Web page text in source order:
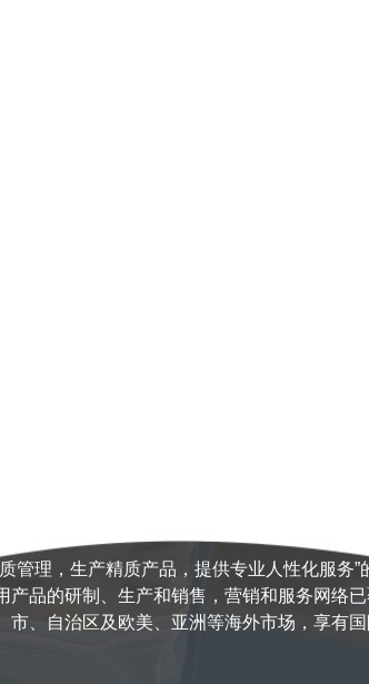
质管理，生产精质产品，提供专业人性化服务”
产品的研制、生产和销售，营销和服务网络
市、自治区及欧美、亚洲等海外市场，享有